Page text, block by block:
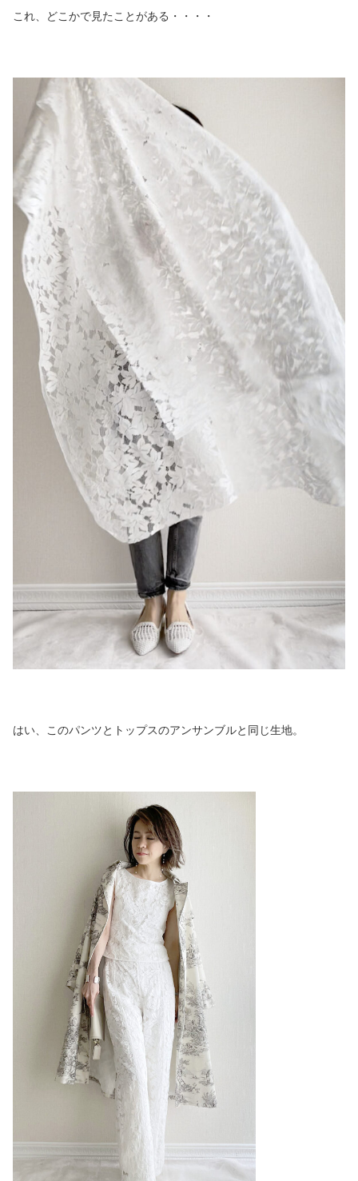
これ、どこかで見たことがある・・・・
はい、このパンツとトップスのアンサンブルと同じ生地。